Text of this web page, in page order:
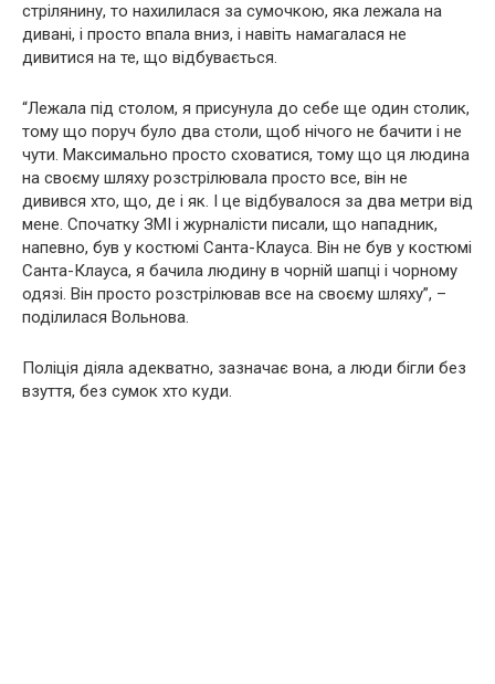
стрілянину, то нахилилася за сумочкою, яка лежала на
дивані, і просто впала вниз, і навіть намагалася не
дивитися на те, що відбувається.
“Лежала під столом, я присунула до себе ще один столик,
тому що поруч було два столи, щоб нічого не бачити і не
чути. Максимально просто сховатися, тому що ця людина
на своєму шляху розстрілювала просто все, він не
дивився хто, що, де і як. І це відбувалося за два метри від
мене. Спочатку ЗМІ і журналісти писали, що нападник,
напевно, був у костюмі Санта-Клауса. Він не був у костюмі
Санта-Клауса, я бачила людину в чорній шапці і чорному
одязі. Він просто розстрілював все на своєму шляху”, –
поділилася Вольнова.
Поліція діяла адекватно, зазначає вона, а люди бігли без
взуття, без сумок хто куди.